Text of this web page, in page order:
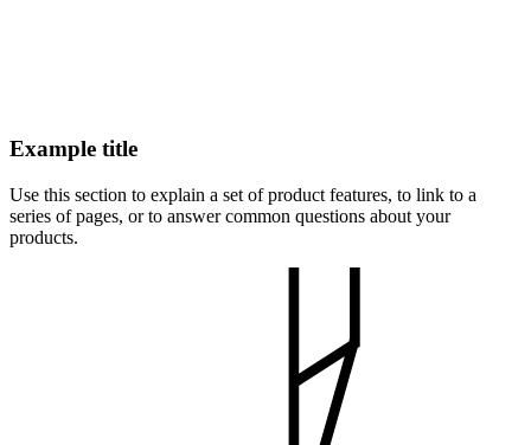
Example title
Use this section to explain a set of product features, to link to a
series of pages, or to answer common questions about your
products.